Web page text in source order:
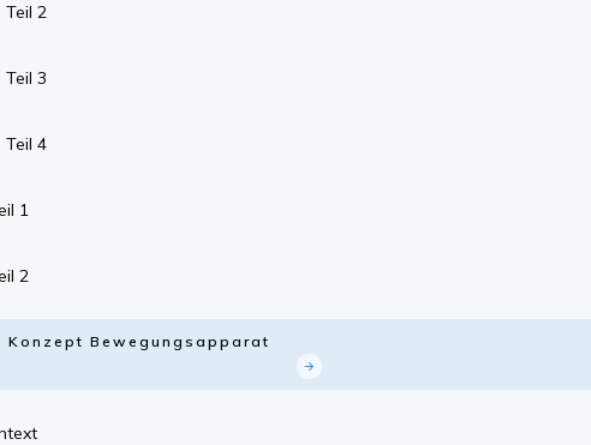
2
3
4
1
2
Bewegungsapparat